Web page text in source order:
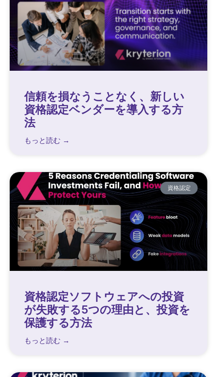
信頼を損なうことなく、新しい
資格認定ベンダーを導入する方
法
もっと読む →
資格認定
資格認定ソフトウェアへの投資
が失敗する5つの理由と、投資を
保護する方法
もっと読む →